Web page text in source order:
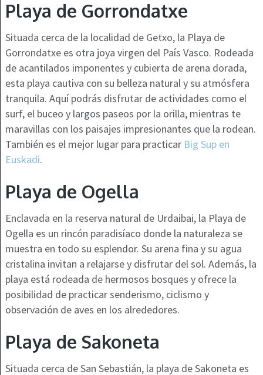
Playa de Gorrondatxe
Situada cerca de la localidad de Getxo, la Playa de
Gorrondatxe es otra joya virgen del País Vasco. Rodeada
de acantilados imponentes y cubierta de arena dorada,
esta playa cautiva con su belleza natural y su atmósfera
tranquila. Aquí podrás disfrutar de actividades como el
surf, el buceo y largos paseos por la orilla, mientras te
maravillas con los paisajes impresionantes que la rodean.
También es el mejor lugar para practicar Big Sup en
Euskadi.
Playa de Ogella
Enclavada en la reserva natural de Urdaibai, la Playa de
Ogella es un rincón paradisíaco donde la naturaleza se
muestra en todo su esplendor. Su arena fina y su agua
cristalina invitan a relajarse y disfrutar del sol. Además, la
playa está rodeada de hermosos bosques y ofrece la
posibilidad de practicar senderismo, ciclismo y
observación de aves en los alrededores.
Playa de Sakoneta
Situada cerca de San Sebastián, la playa de Sakoneta es